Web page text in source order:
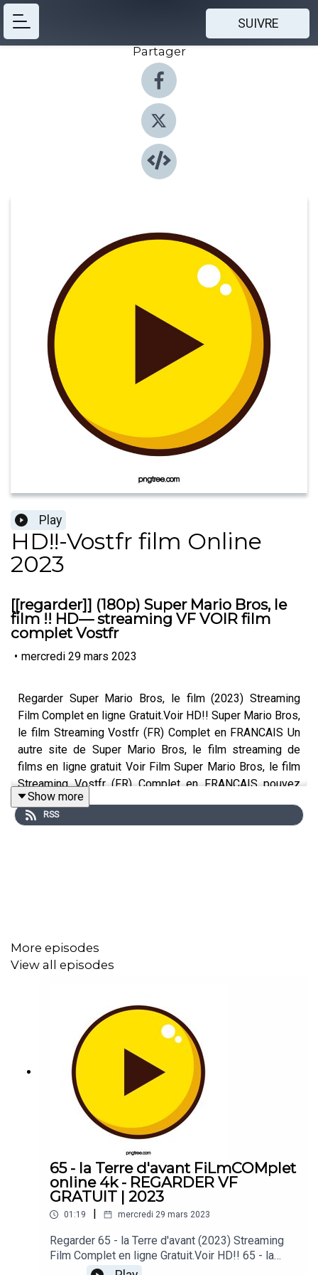
SUIVRE
Partager
Play
HD!!-Vostfr film Online
2023
[[regarder]] (180p) Super Mario Bros, le
film !! HD— streaming VF VOIR film
complet Vostfr
• mercredi 29 mars 2023
Regarder Super Mario Bros, le film (2023) Streaming
Film Complet en ligne Gratuit.Voir HD!! Super Mario Bros,
le film Streaming Vostfr (FR) Complet en FRANCAIS Un
autre site de Super Mario Bros, le film streaming de
films en ligne gratuit Voir Film Super Mario Bros, le film
Streaming Vostfr (FR) Complet en FRANÇAIS pouvez
également essayer est Dans cet article. Ce site propose
de nombreux films classés en plusieurs catégories
➤ ► 🌍📺📱👉 Regarder le film Super Mario Bros, le film
🔴✅👉
https://ca.transfilmapps.xyz/fr/movie/502356/the-
super-mario-bros-movie
⭐⭐⭐ ⭐⭐⭐⭐⭐⭐ ⭐⭐⭐⭐⭐⭐ ⭐⭐⭐⭐⭐
Comment Voir Super Mario Bros, le film des films
gratuitement en français complet ? Super Mario Bros, le
film un film sur internet gratuitement sans télécharger
bonne qualité HD.
Show more
RSS
More episodes
View all episodes
65 - la Terre d'avant FiLmCOMplet
online 4k - REGARDER VF
GRATUIT | 2023
01:19 mercredi 29 mars 2023
Regarder 65 - la Terre d'avant (2023) Streaming
Film Complet en ligne Gratuit.Voir HD!! 65 - la
Terre d'avant Streaming Vostfr (FR) Complet en